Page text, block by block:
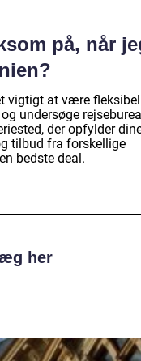
på, når
vigtigt at være
undersøge
der opfylder
tilbud fra forskellige
bedste deal.
her